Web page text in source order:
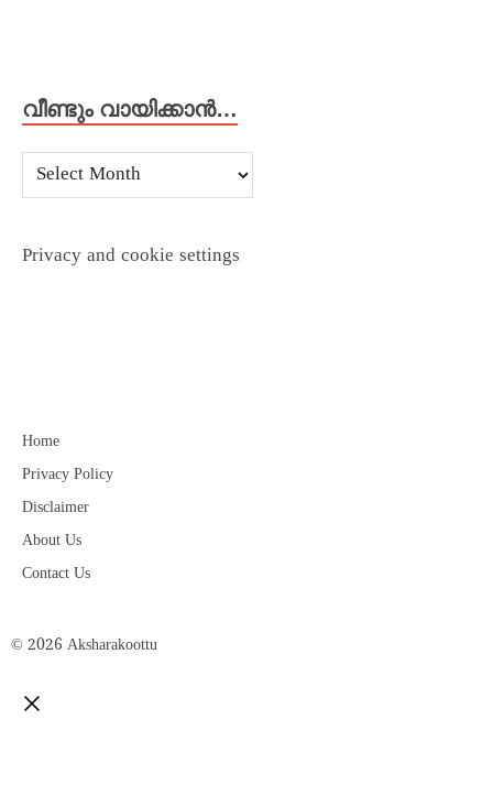
വീണ്ടും വായിക്കാൻ…
Privacy and cookie settings
Home
Privacy Policy
Disclaimer
About Us
Contact Us
© 2026 Aksharakoottu